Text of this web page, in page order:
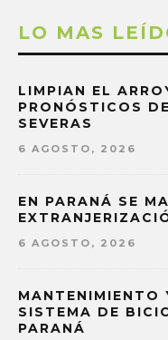
LO MAS
LIMPIAN EL
PRONÓSTICOS
SEVERAS
6 AGOSTO, 2026
EN PARANÁ SE
6 AGOSTO, 2026
MANTENIMIENTO
SISTEMA DE
PARANÁ